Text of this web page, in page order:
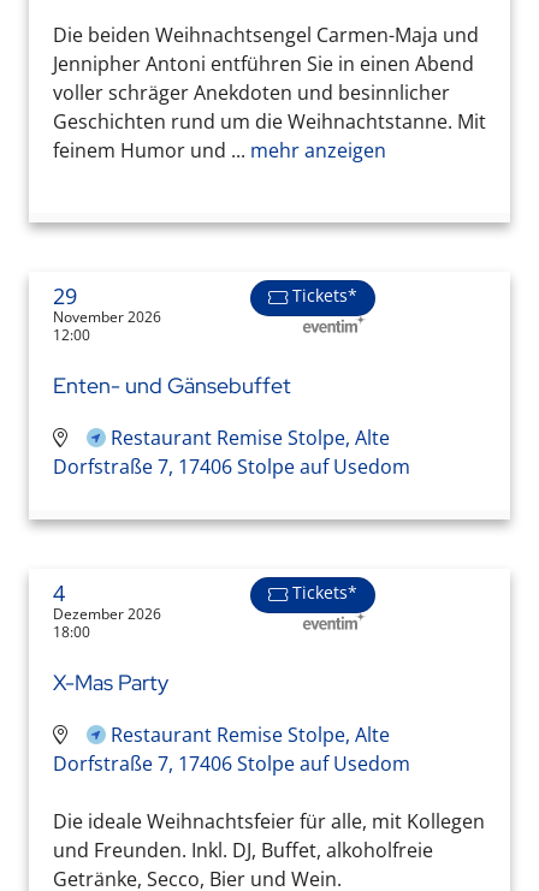
Die beiden Weihnachtsengel Carmen-Maja und
Jennipher Antoni entführen Sie in einen Abend
voller schräger Anekdoten und besinnlicher
Geschichten rund um die Weihnachtstanne. Mit
feinem Humor und ... mehr anzeigen
29
November 2026
12:00
Tickets*
Enten- und Gänsebuffet
Restaurant Remise Stolpe, Alte
Dorfstraße 7, 17406 Stolpe auf Usedom
4
Dezember 2026
18:00
Tickets*
X-Mas Party
Restaurant Remise Stolpe, Alte
Dorfstraße 7, 17406 Stolpe auf Usedom
Die ideale Weihnachtsfeier für alle, mit Kollegen
und Freunden. Inkl. DJ, Buffet, alkoholfreie
Getränke, Secco, Bier und Wein.